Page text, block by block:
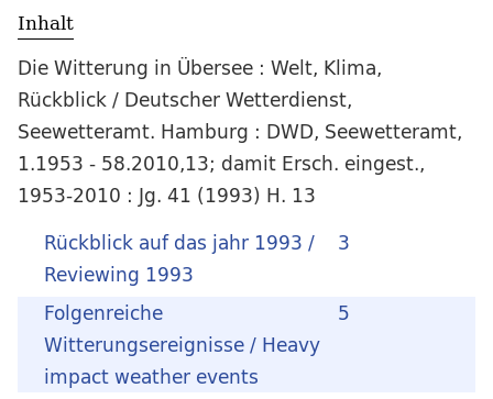
Inhalt
Die Witterung in Übersee : Welt, Klima,
Rückblick / Deutscher Wetterdienst,
Seewetteramt. Hamburg : DWD, Seewetteramt,
1.1953 - 58.2010,13; damit Ersch. eingest.,
1953-2010 : Jg. 41 (1993) H. 13
3
Rückblick auf das jahr 1993 /
Reviewing 1993
5
Folgenreiche
Witterungsereignisse / Heavy
impact weather events